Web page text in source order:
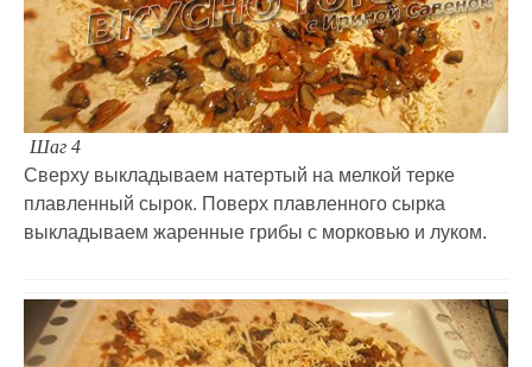
Шаг 4
Сверху выкладываем натертый на мелкой терке
плавленный сырок. Поверх плавленного сырка
выкладываем жаренные грибы с морковью и луком.